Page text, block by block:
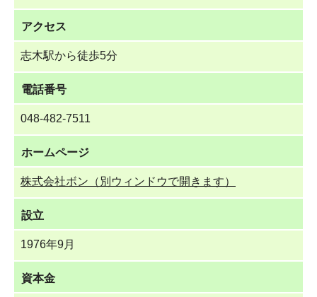
アクセス
志木駅から徒歩5分
電話番号
048-482-7511
ホームページ
株式会社ボン（別ウィンドウで開きます）
設立
1976年9月
資本金